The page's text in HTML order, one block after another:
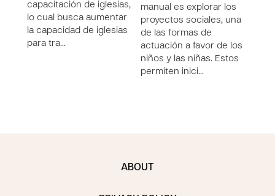
capacitación de iglesias,
lo cual busca aumentar
la capacidad de iglesias
para tra…
manual es explorar los
proyectos sociales, una
de las formas de
actuación a favor de los
niños y las niñas. Estos
permiten inici…
ABOUT